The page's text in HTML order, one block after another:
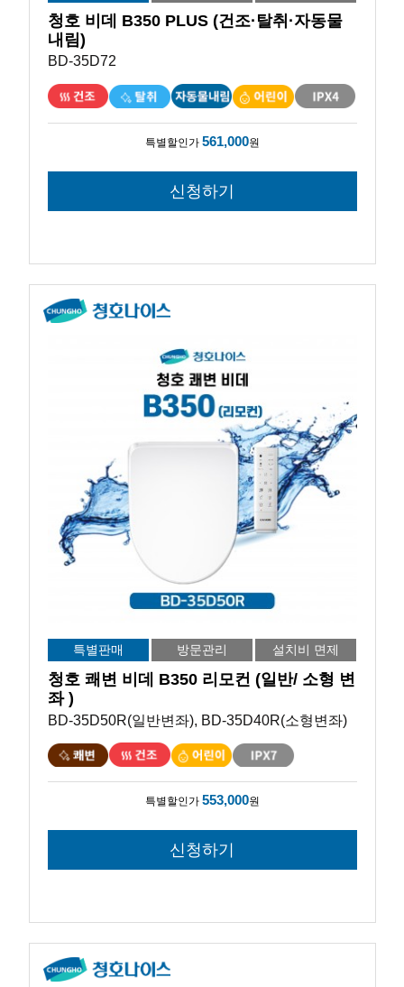
청호 비데 B350 PLUS (건조·탈취·자동물
내림)
BD-35D72
특별할인가 561,000원
특별판매 방문관리 설치비 면제
청호 쾌변 비데 B350 리모컨 (일반/ 소형 변
좌 )
BD-35D50R(일반변좌), BD-35D40R(소형변좌)
특별할인가 553,000원